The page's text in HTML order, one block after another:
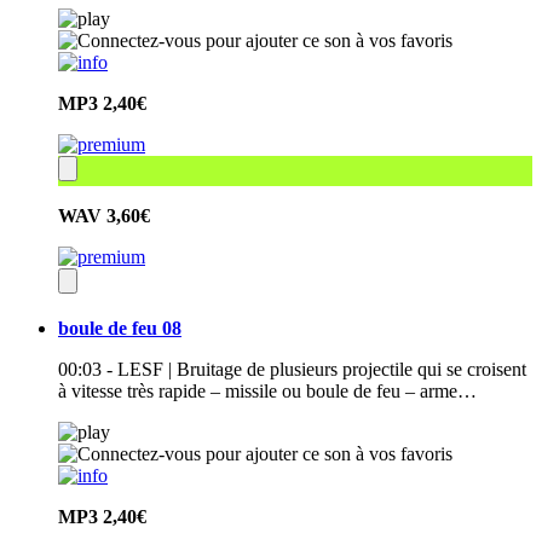
MP3 2,40€
WAV 3,60€
boule de feu 08
00:03 - LESF | Bruitage de plusieurs projectile qui se croisent
à vitesse très rapide – missile ou boule de feu – arme…
MP3 2,40€